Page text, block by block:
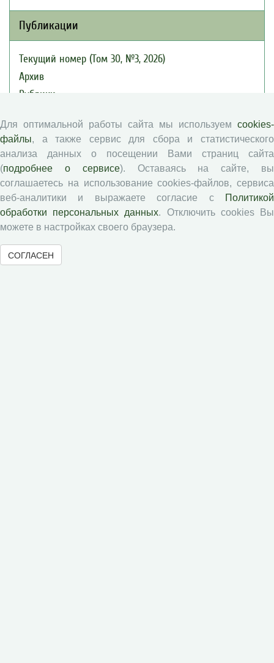
Публикации
Текущий номер (Том 30, №3, 2026)
Архив
Рубрики
Статьи
Подборка статей
Авторам
Правила для авторов
Типовой лицензионный договор
Публикационная этика
Согласие на обработку персональных данных
Для оптимальной работы сайта мы используем cookies-
файлы, а также сервис для сбора и статистического
анализа данных о посещении Вами страниц сайта
(подробнее о сервисе). Оставаясь на сайте, вы
соглашаетесь на использование cookies-файлов, сервиса
веб-аналитики и выражаете согласие с
Политикой
обработки персональных данных. Отключить cookies Вы
можете в настройках своего браузера.
СОГЛАСЕН